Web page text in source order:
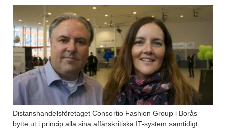
Distanshandelsföretaget Consortio Fashion Group i Borås
bytte ut i princip alla sina affärskritiska IT-system samtidigt.